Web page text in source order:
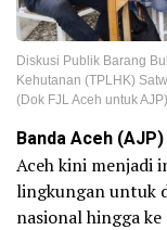
Diskusi Publik Barang
Kehutanan (TPLHK)
(Dok FJL Aceh untuk AJP)
Banda Aceh (AJP)
Aceh kini menjadi
lingkungan untuk
nasional hingga